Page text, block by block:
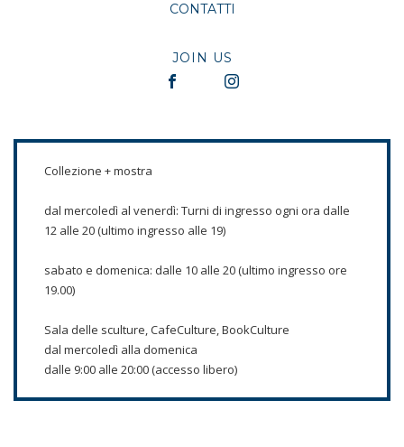
CONTATTI
JOIN US
Collezione + mostra
dal mercoledì al venerdì: Turni di ingresso ogni ora dalle
12 alle 20 (ultimo ingresso alle 19)
sabato e domenica: dalle 10 alle 20 (ultimo ingresso ore
19.00)
Sala delle sculture, CafeCulture, BookCulture
dal mercoledì alla domenica
dalle 9:00 alle 20:00 (accesso libero)